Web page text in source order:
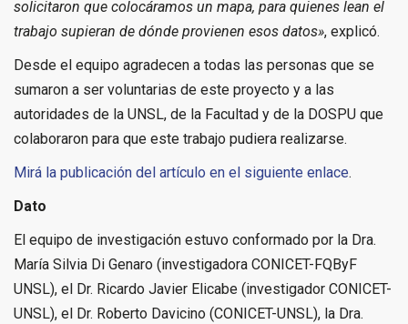
solicitaron que colocáramos un mapa, para quienes lean el
trabajo supieran de dónde provienen esos datos», explicó.
Desde el equipo agradecen a todas las personas que se
sumaron a ser voluntarias de este proyecto y a las
autoridades de la UNSL, de la Facultad y de la DOSPU que
colaboraron para que este trabajo pudiera realizarse.
Mirá la publicación del artículo en el siguiente enlace.
Dato
El equipo de investigación estuvo conformado por la Dra.
María Silvia Di Genaro (investigadora CONICET-FQByF
UNSL), el Dr. Ricardo Javier Elicabe (investigador CONICET-
UNSL), el Dr. Roberto Davicino (CONICET-UNSL), la Dra.